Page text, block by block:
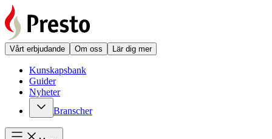
Vårt erbjudande Om oss Lär dig mer
Kunskapsbank
Guider
Nyheter
Branscher